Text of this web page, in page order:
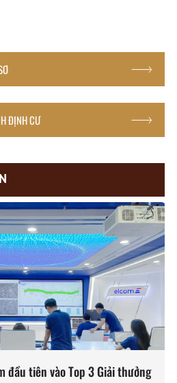
ĐỊNH CƯ
đầu tiên vào Top 3 Giải thưởng